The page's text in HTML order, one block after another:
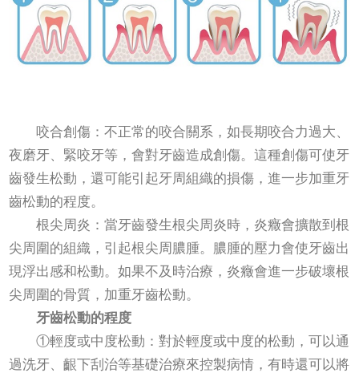
咬合創傷：不正常的咬合關系，如長期咬合力過大、
夜磨牙、緊咬牙等，會對牙齒造成創傷。這種創傷可使牙
齒發生松動，還可能引起牙周組織的損傷，進一步加重牙
齒松動的程度。
根尖周炎：當牙齒發生根尖周炎時，炎癥會擴散到根
尖周圍的組織，引起根尖周膿腫。膿腫的壓力會使牙齒出
現浮出感和松動。如果不及時治療，炎癥會進一步破壞根
尖周圍的骨質，加重牙齒松動。
牙齒松動的程度
①輕度或中度松動：對於輕度或中度的松動，可以通
過洗牙、齦下刮治等基礎治療來控製病情，有時還可以將